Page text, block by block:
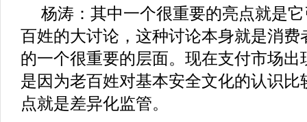
杨涛：其中一个很重要的亮点就是
百姓的大讨论，这种讨论本身就是消费
的一个很重要的层面。现在支付市场
是因为老百姓对基本安全文化的认识
点就是差异化监管。